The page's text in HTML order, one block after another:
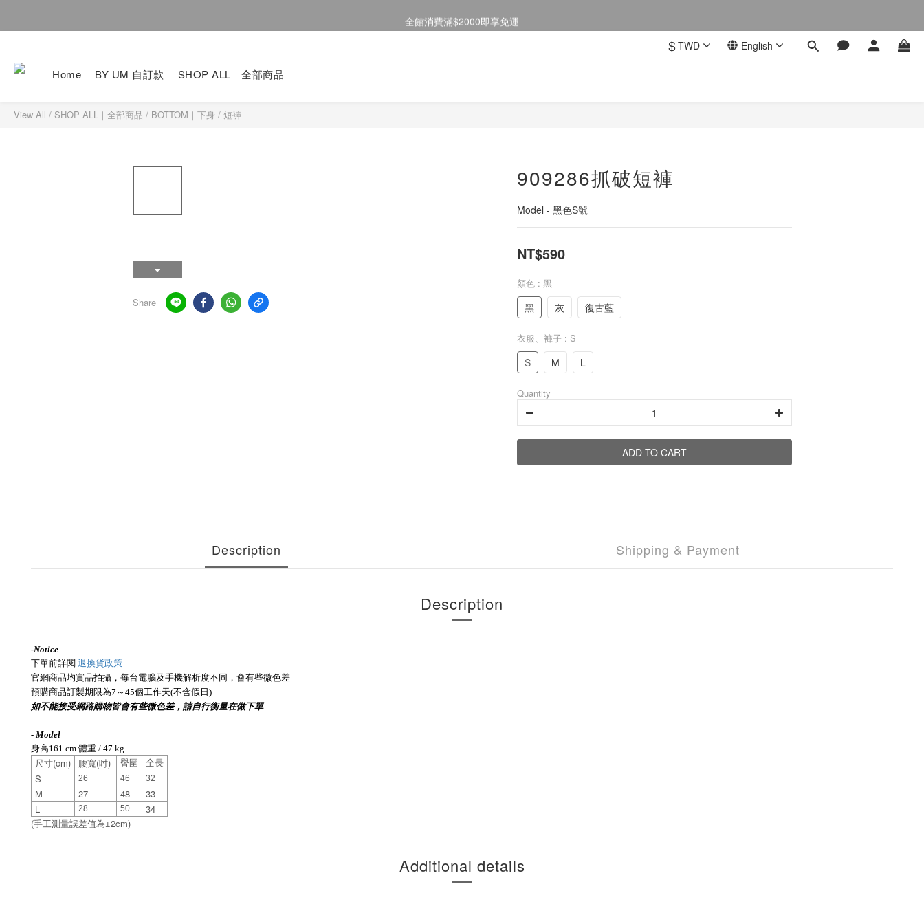
註冊會員送50元購物金
全館消費滿$2000即享免運
$TWD English
Home BY UM 自訂款 SHOP ALL｜全部商品
View All / SHOP ALL｜全部商品 / BOTTOM｜下身 / 短褲
Share
909286抓破短褲
Model - 黑色S號
NT$590
顏色 : 黑
黑 灰 復古藍
衣服、褲子 : S
S M L
Quantity
ADD TO CART
Description Shipping & Payment
Description
-Notice
下單前詳閱 退換貨政策
官網商品均實品拍攝，每台電腦及手機解析度不同，會有些微色差
預購商品訂製期限為7～45個工作天(不含假日 )
如不能接受網路購物皆會有些微色差，請自行衡量在做下單
- Model
身高161 cm 體重 / 47 kg
尺寸(cm) 腰寬(吋) 臀圍 全長
S 26 46 32
M 27 48
33
L
28 50
34
(手工測量誤差值為±2cm)
Additional details